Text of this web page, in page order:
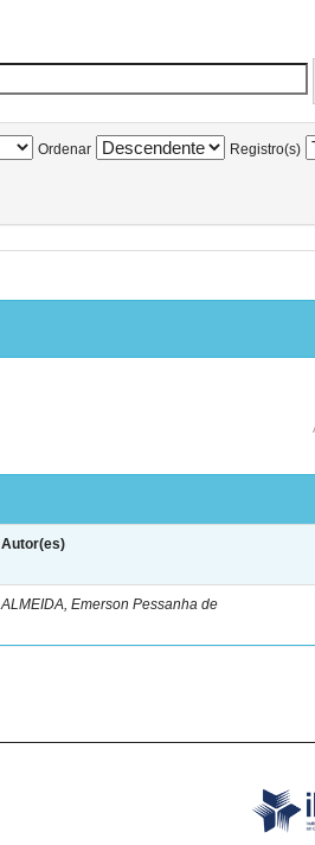
Ordenar Registro(s)
Autor(es)
ALMEIDA, Emerson Pessanha de